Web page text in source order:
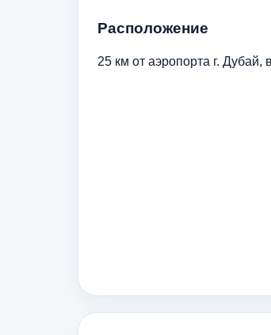
Расположение
25 км от аэропорта г.